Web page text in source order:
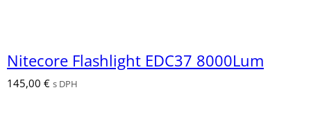
Nitecore Flashlight EDC37 8000Lum
145,00 € s DPH